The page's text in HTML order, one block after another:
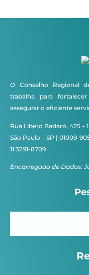
O Conselho Regional
trabalha para
assegurar o eficiente
Rua Líbero Badaró, 425 –
São Paulo – SP | 01009-
11 3291-8709
Encarregado de Dados: